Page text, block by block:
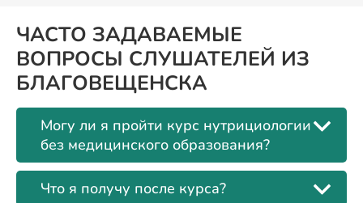
ЧАСТО ЗАДАВАЕМЫЕ
ВОПРОСЫ СЛУШАТЕЛЕЙ ИЗ
БЛАГОВЕЩЕНСКА
Могу ли я пройти курс нутрициологии
без медицинского образования?
Что я получу после курса?